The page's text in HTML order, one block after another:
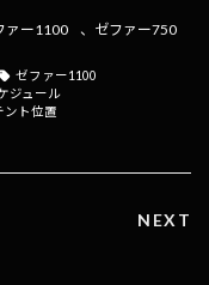
ァー1100 、 ゼファー750
ゼファー1100
ジュール
ント位置
NEXT